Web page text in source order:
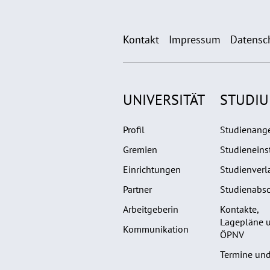
Kontakt Impressum
UNIVERSITÄT
Profil
Gremien
Einrichtungen
Partner
Arbeitgeberin
Kommunikation
Kontakte,
Lagepläne
ÖPNV
Termine